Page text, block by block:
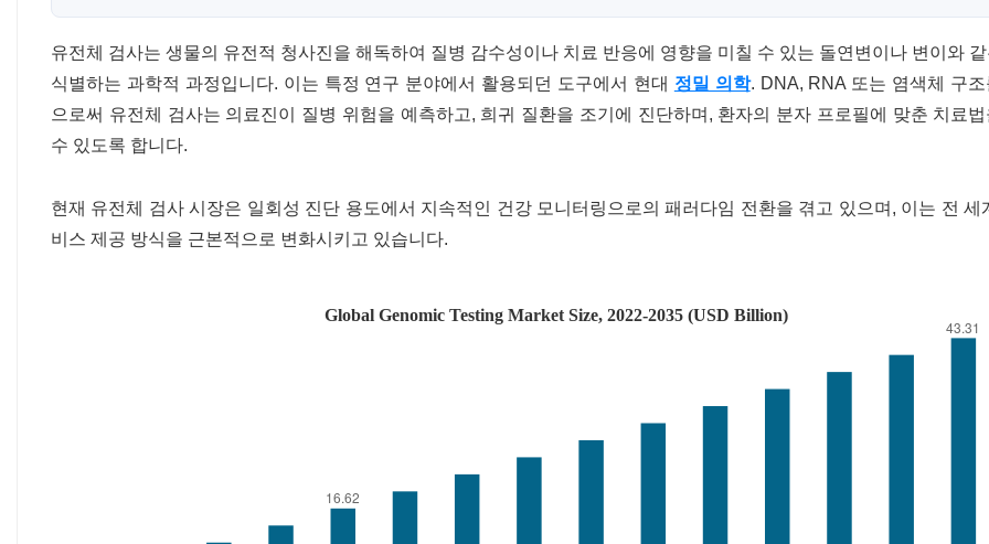
유전체 검사는 생물의 유전적 청사진을 해독하여 질병 감수성이나 치료 반응에 영향을 미칠 수 있는 돌연변이나 변이와
식별하는 과학적 과정입니다. 이는 특정 연구 분야에서 활용되던 도구에서 현대 정밀 의학. DNA, RNA 또는 염색체 구
으로써 유전체 검사는 의료진이 질병 위험을 예측하고, 희귀 질환을 조기에 진단하며, 환자의 분자 프로필에 맞춘 치료
수 있도록 합니다.
현재 유전체 검사 시장은 일회성 진단 용도에서 지속적인 건강 모니터링으로의 패러다임 전환을 겪고 있으며, 이는 전 세
비스 제공 방식을 근본적으로 변화시키고 있습니다.